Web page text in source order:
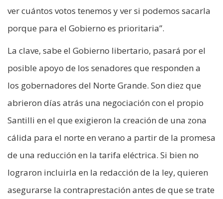
ver cuántos votos tenemos y ver si podemos sacarla
porque para el Gobierno es prioritaria”.
La clave, sabe el Gobierno libertario, pasará por el
posible apoyo de los senadores que responden a
los gobernadores del Norte Grande. Son diez que
abrieron días atrás una negociación con el propio
Santilli en el que exigieron la creación de una zona
cálida para el norte en verano a partir de la promesa
de una reducción en la tarifa eléctrica. Si bien no
lograron incluirla en la redacción de la ley, quieren
asegurarse la contraprestación antes de que se trate